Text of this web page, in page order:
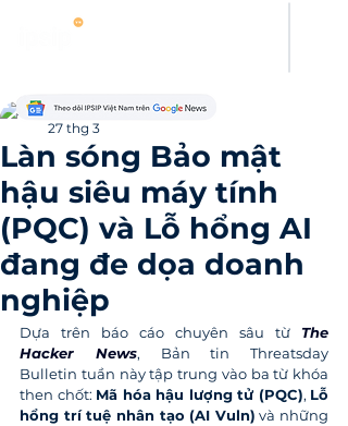
Làn sóng Bảo mật
hậu siêu máy tính
(PQC) và Lỗ hổng AI
đang đe dọa doanh
nghiệp
Thanh Hoang
27 thg 3
Dựa trên báo cáo chuyên sâu từ The
Hacker News, Bản tin Threatsday
Bulletin tuần này tập trung vào ba từ khóa
then chốt: Mã hóa hậu lượng tử (PQC), Lỗ
hổng trí tuệ nhân tạo (AI Vuln) và những